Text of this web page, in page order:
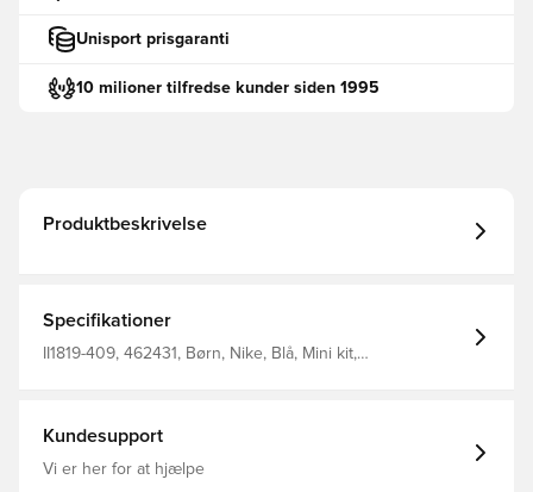
Unisport prisgaranti
10 milioner tilfredse kunder siden 1995
Produktbeskrivelse
Specifikationer
II1819-409, 462431, Børn, Nike, Blå, Mini kit,
Kundesupport
Vi er her for at hjælpe